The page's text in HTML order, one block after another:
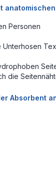
Personen
die
Absorbent